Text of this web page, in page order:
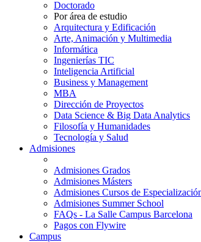
Doctorado
Por área de estudio
Arquitectura y Edificación
Arte, Animación y Multimedia
Informática
Ingenierías TIC
Inteligencia Artificial
Business y Management
MBA
Dirección de Proyectos
Data Science & Big Data Analytics
Filosofía y Humanidades
Tecnología y Salud
Admisiones
Admisiones Grados
Admisiones Másters
Admisiones Cursos de
Admisiones Summer School
FAQs - La Salle Campus Barcelona
Pagos con Flywire
Campus